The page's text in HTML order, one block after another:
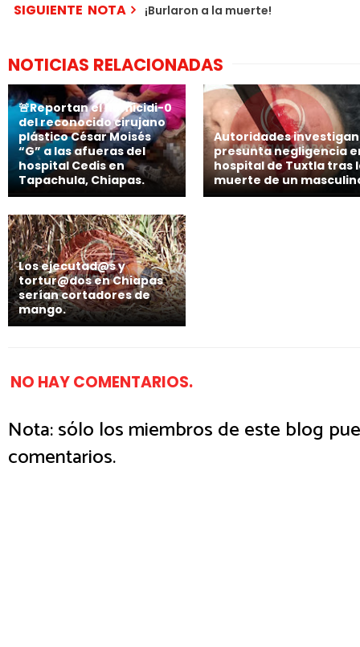
SIGUIENTE NOTA ¡Burlaron a la muerte!
NOTICIAS RELACIONADAS
🚨Reportan el h0micidi-0
del reconocido cirujano
plástico César Moisés
“G” a las afueras del
hospital Cedis en
Tapachula, Chiapas.
Autoridades investigan
presunta negligencia
hospital de Tuxtla tras
muerte de un
Los ejecutad@s y
tortur@dos en Chiapas
serían cortadores de
mango.
NO HAY COMENTARIOS.
Nota: sólo los miembros de este blog
comentarios.